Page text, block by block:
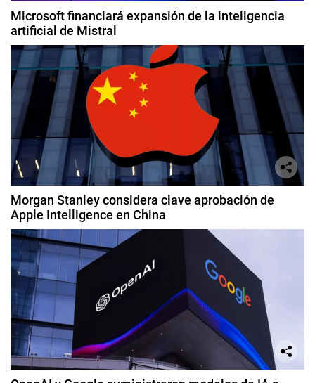
Microsoft financiará expansión de la inteligencia
artificial de Mistral
Morgan Stanley considera clave aprobación de
Apple Intelligence en China